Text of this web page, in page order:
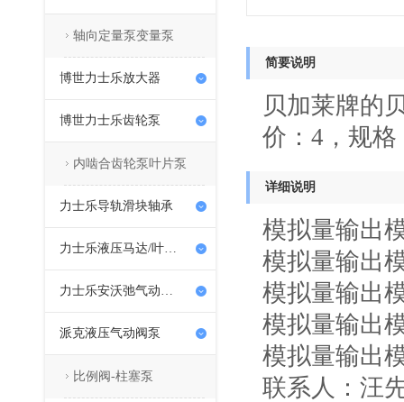
轴向定量泵变量泵
博世力士乐放大器
博世力士乐齿轮泵
内啮合齿轮泵叶片泵
力士乐导轨滑块轴承
力士乐液压马达/叶片泵
力士乐安沃弛气动系列
派克液压气动阀泵
比例阀-柱塞泵
简要说明
贝加莱牌的
价：4，规格
详细说明
模拟量输出
模拟量输出
模拟量输出
模拟量输出
模拟量输出
联系人：汪